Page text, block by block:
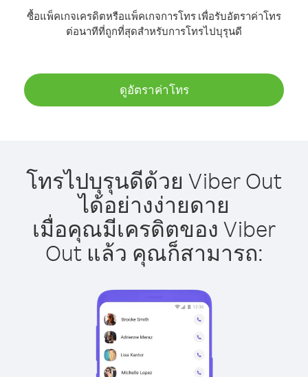
ซื้อแพ็คเกจเครดิตหรือแพ็คเกจการโทร เพื่อรับอัตราค่าโทร
ต่อนาทีที่ถูกที่สุดสำหรับการโทรไปบุรุนดี
ดูอัตราค่าโทร
โทรไปบุรุนดีด้วย Viber Out
ได้อย่างง่ายดาย
เมื่อคุณมีเครดิตของ Viber
Out แล้ว คุณก็สามารถ: